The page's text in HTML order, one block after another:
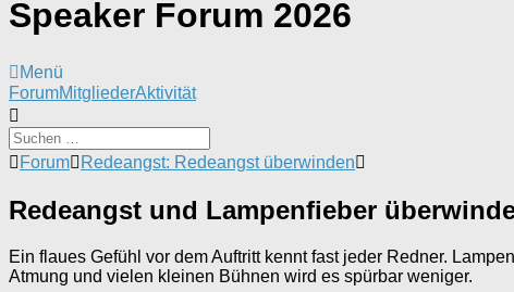
Speaker Forum 2026
Menü
Forum-
Navigation
ForumMitgliederAktivität
Forum-
-
Du
hier:
Forum Redeangst: Redeangst überwinden
Redeangst und Lampenfieber
Ein flaues Gefühl vor dem Auftritt kennt fast jeder Redner.
Atmung und vielen kleinen Bühnen wird es spürbar weniger.